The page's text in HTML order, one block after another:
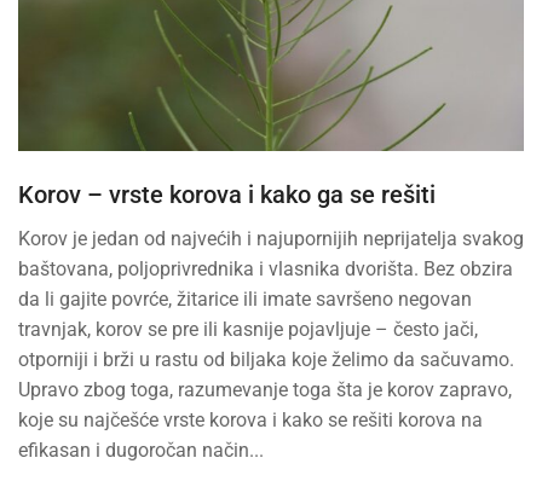
Korov – vrste korova i kako ga se rešiti
Korov je jedan od najvećih i najupornijih neprijatelja svakog
baštovana, poljoprivrednika i vlasnika dvorišta. Bez obzira
da li gajite povrće, žitarice ili imate savršeno negovan
travnjak, korov se pre ili kasnije pojavljuje – često jači,
otporniji i brži u rastu od biljaka koje želimo da sačuvamo.
Upravo zbog toga, razumevanje toga šta je korov zapravo,
koje su najčešće vrste korova i kako se rešiti korova na
efikasan i dugoročan način...